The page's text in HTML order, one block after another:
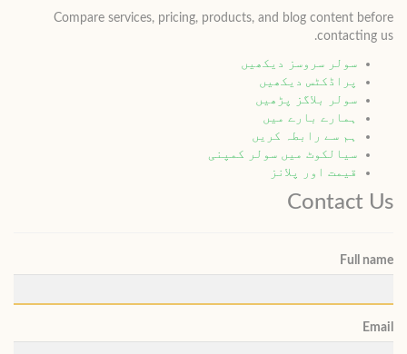
Compare services, pricing, products, and blog content before
contacting us.
سولر سروسز دیکھیں
پراڈکٹس دیکھیں
سولر بلاگز پڑھیں
ہمارے بارے میں
ہم سے رابطہ کریں
سیالکوٹ میں سولر کمپنی
قیمت اور پلانز
Contact Us
Full name
Email